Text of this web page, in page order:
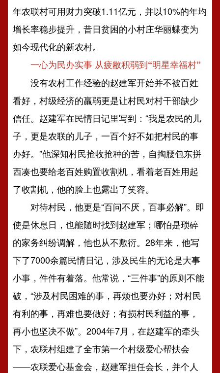
年农联村可用财力突破1.11亿元，并以10%的年均
增长率稳步提升，昔日贫困的小村庄华丽蝶变为
如今现代化的新农村。
一心为民办实事 从疲敝积弱到“明星幸福村”
没有农村工作经验的赵建军开始并不被百姓
看好，村级经济的羸弱更是让村民对村干部缺少
信任。赵建军在民情日记里写到：“我是农民的儿
子，更是农联的儿子，一百个好不如把村民的事
办好。”他深知村民抢收抢种的苦，自掏腰包东拼
西凑也要给老百姓购置收割机，看着老百姓用起
了收割机，他的脸上也露出了笑容。
对待村民，他更是“百问不厌，百事必解”。即
使是休息日，也能随时找到赵建军；哪怕是琐碎
的家务纠纷调解，他也从不敷衍。28年来，他写
下了7000余篇民情日记，涉及民生的无论是大事
小事，件件有着落。他常说，“三件事”的原则不能
破，“涉及村民困难的事，再烦也要办好；对村民
有利的事，再难也要做好；有损村民利益的事，
再小也坚决不做”。2004年7月，在赵建军的牵头
下，农联村组建了全市第一个村级爱心帮扶会
——农联爱心基金会，赵建军担任会长，并个人